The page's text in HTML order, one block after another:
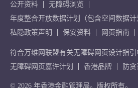
公开资料
无障碍浏览
年度整合开放数据计划（包含空间数据计
私隐政策声明
保安资料 网页指南
符合万维网联盟有关无障碍网页设计指
无障碍网页嘉许计划
香港品牌 防
© 2026 年香港金融管理局。版权所有。